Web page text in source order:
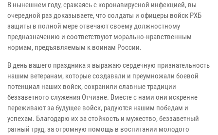
В нынешнем году, сражаясь с коронавирусной инфекцией, вы
очередной раз доказываете, что солдаты и офицеры войск РХБ
защиты в полной мере отвечают своему должностному
предназначению и соответствуют морально-нравственным
нормам, предъявляемым к воинам России.
В день вашего праздника я выражаю сердечную признательность
нашим ветеранам, которые создавали и преумножали боевой
потенциал наших войск, сохранили славные традиции
беззаветного служения Отчизне. Вместе с нами они искренне
переживают за будущее войск, радуются нашим победам и
успехам. Благодарю их за стойкость и мужество, беззаветный
ратный труд, за огромную помощь в воспитании молодого